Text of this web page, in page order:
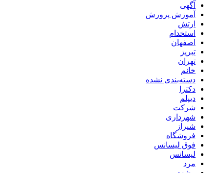
آگهی
آموزش پرورش
ارتش
استخدام
اصفهان
تبریز
تهران
خانم
دسته‌بندی نشده
دکترا
دیپلم
شرکت
شهرداری
شیراز
فروشگاه
فوق لیسانس
لیسانس
مرد